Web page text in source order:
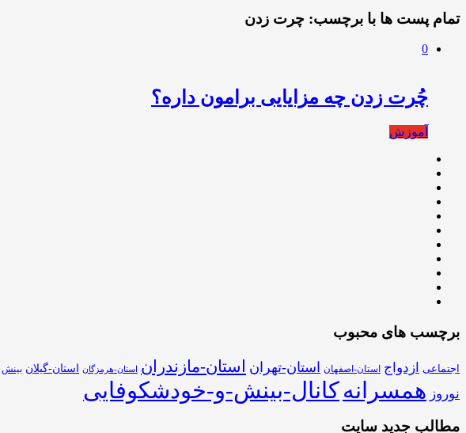
تمام پست ها با برچسب: چرت زدن
0
چُرت زدن چه مزایایی برامون داره؟
آموزش
برچسب های محبوب
اجتماعی ازدواج استان-اصفهان استان-تهران استان-مازندران استان-هرمزگان استان-گیلان بینش
نوروز همسرانهکانال-بینش-و-خودشکوفایی
مطالب جدید سایت